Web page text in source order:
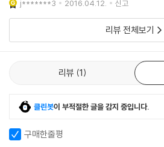
섞었다. 또 낭만주의의 환상적인 작품 세계
만이 아닌 음산하고 기괴한 분위기를 풍기는
신의 삶을 바탕으로 이야기가 많아 동화임에
서 안데르센의 동화를 읽으면 세월이 지날수
추천의 글
내 기억 속에는 안데르센의 동화가 문장과
지 않고 좀더 어
j*******3 2016.04.12. 신고
리뷰 전체보기
리뷰 1
클린봇이 부적절한 글을 감지 중입니다.
구매한줄평